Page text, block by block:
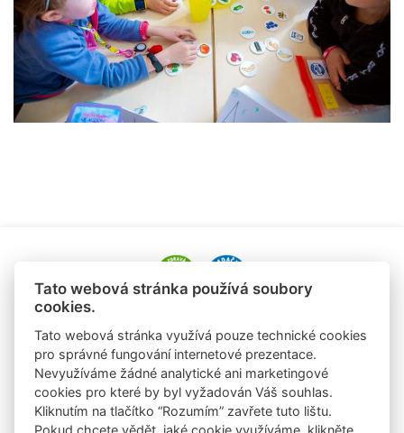
e-mail: alena.paldusova@albert.cz
tel.: +420 720 936 177
e-mail: laura.sobrova@albert.cz
tel: +420 725 824 978
Tato webová stránka používá soubory
cookies.
Tato webová stránka využívá pouze technické cookies
pro správné fungování internetové prezentace.
Nevyužíváme žádné analytické ani marketingové
cookies pro které by byl vyžadován Váš souhlas.
Kliknutím na tlačítko “Rozumím” zavřete tuto lištu.